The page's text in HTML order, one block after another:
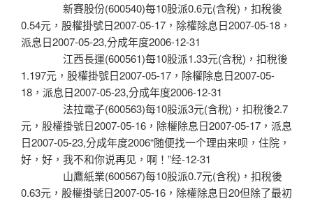
新賽股份(600540)每10股派0.6元(含稅)，扣稅後
0.54元，股權掛號日2007-05-17，除權除息日2007-05-18，
派息日2007-05-23,分成年度2006-12-31
江西長運(600561)每10股派1.33元(含稅)，扣稅後
1.197元，股權掛號日2007-05-17，除權除息日2007-05-
18，派息日2007-05-23,分成年度2006-12-31
法拉電子(600563)每10股派3元(含稅)，扣稅後2.7
元，股權掛號日2007-05-16，除權除息日2007-05-17，派息
日2007-05-23,分成年度2006“随便找一个理由来呗，住院，
好，好，我不和你说再见，啊！”经-12-31
山鷹紙業(600567)每10股派0.7元(含稅)，扣稅後
0.63元，股權掛號日2007-05-16，除權除息日20但除了最初